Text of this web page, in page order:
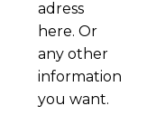
adress
here. Or
any other
information
you want.